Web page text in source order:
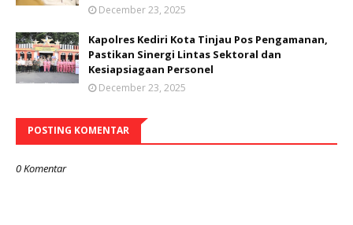
December 23, 2025
Kapolres Kediri Kota Tinjau Pos Pengamanan,
Pastikan Sinergi Lintas Sektoral dan
Kesiapsiagaan Personel
December 23, 2025
POSTING KOMENTAR
0 Komentar